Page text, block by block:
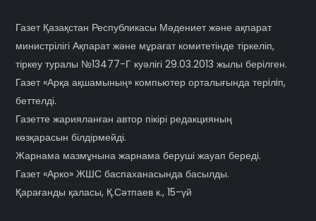
Газет Қазақстан Республикасы Мәдениет және ақпарат
министрілігі Ақпарат және мұрағат комитетінде тіркеліп,
тіркеу туралы №13477-Г куәлігі 29.03.2013 жылы берілген.
Газет «Арқа ақшамының» компьютер орталығында терiлiп,
беттелді.
Газетте жарияланған автор пікірі редакцияның
көзқарасын білдірмейді.
Жарнама мазмұнына жарнама беруші жауап береді.
Газет «Арко» ЖШС баспаханасында басылды.
Қарағанды қаласы, Қ.Сәтпаев к., 15-үй